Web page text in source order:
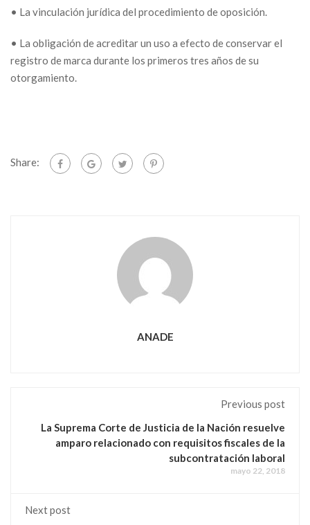
• La vinculación jurídica del procedimiento de oposición.
• La obligación de acreditar un uso a efecto de conservar el
registro de marca durante los primeros tres años de su
otorgamiento.
Share:
ANADE
Previous post
La Suprema Corte de Justicia de la Nación resuelve
amparo relacionado con requisitos fiscales de la
subcontratación laboral
mayo 22, 2018
Next post